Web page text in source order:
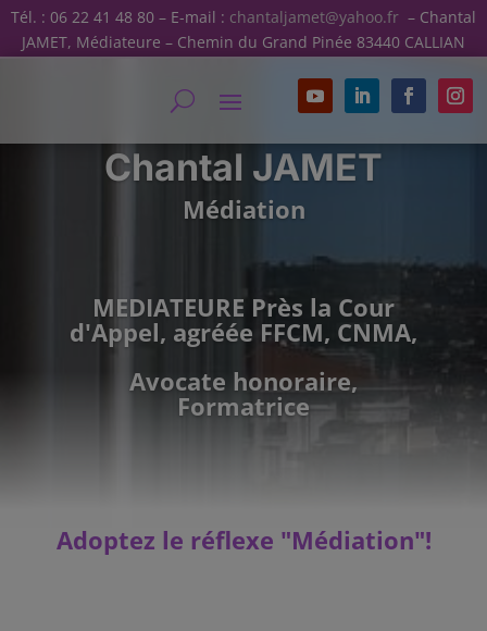
Tél. : 06 22 41 48 80 – E-mail : chantaljamet@yahoo.fr – Chantal
JAMET, Médiateure – Chemin du Grand Pinée 83440 CALLIAN
Chantal JAMET
Médiation
MEDIATEURE Près la Cour
d'Appel, agréée FFCM, CNMA,
Avocate honoraire,
Formatrice
Adoptez le réflexe "Médiation"!